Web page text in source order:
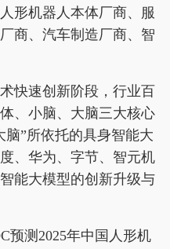
形机器人本体厂商、服
商、汽车制造厂商、智
快速创新阶段，行业百
、小脑、大脑三大核心
”所依托的具身智能大
、华为、字节、智元机
能大模型的创新升级与
预测2025年中国人形机